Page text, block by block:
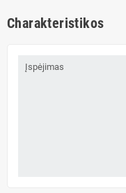
Charakteristikos
Įspėjimas